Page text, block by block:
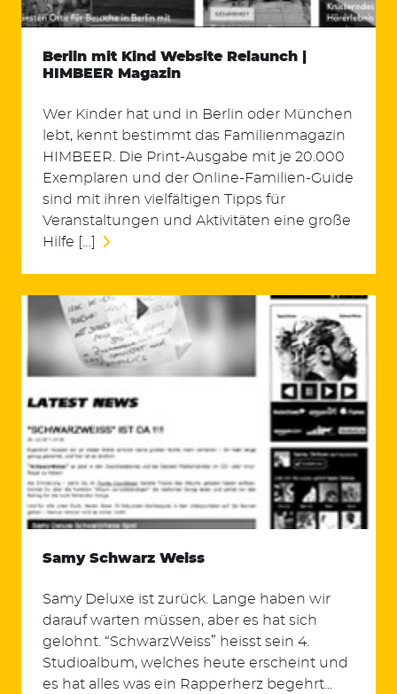
Suchen
nach:
Berlin mit Kind Website Relaunch |
HIMBEER Magazin
Wer Kinder hat und in Berlin oder München
lebt, kennt bestimmt das Familienmagazin
HIMBEER. Die Print-Ausgabe mit je 20.000
Exemplaren und der Online-Familien-Guide
sind mit ihren vielfältigen Tipps für
Veranstaltungen und Aktivitäten eine große
Hilfe […]
Samy Schwarz Weiss
Samy Deluxe ist zurück. Lange haben wir
darauf warten müssen, aber es hat sich
gelohnt. “SchwarzWeiss” heisst sein 4.
Studioalbum, welches heute erscheint und
es hat alles was ein Rapperherz begehrt...